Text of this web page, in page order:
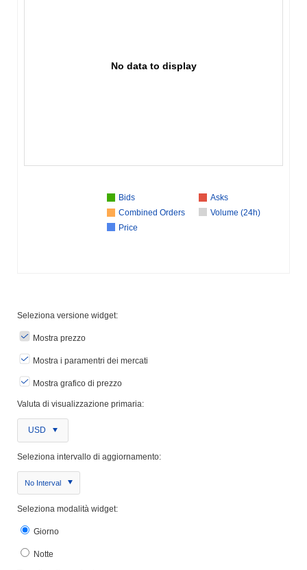
No data to display
Bids
Asks
Combined Orders
Volume (24h)
Price
Seleziona versione widget:
Mostra prezzo
Mostra i paramentri dei mercati
Mostra grafico di prezzo
Valuta di visualizzazione primaria:
USD
Seleziona intervallo di aggiornamento:
No Interval
Seleziona modalità widget:
Giorno
Notte